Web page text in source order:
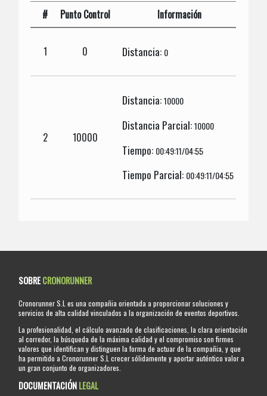
# Punto Control Información
1 0 Distancia: 0
2 10000
Distancia:10000
Distancia Parcial:10000
Tiempo: 00:49:11/04:55
Tiempo Parcial: 00:49:11/04:55
SOBRECRONORUNNER
Cronorunner S.L es una compañia orientada a proporcionar soluciones y
servicios de alta calidad vinculados a la organización de eventos deportivos.
La profesionalidad, el cálculo avanzado de clasificaciones, la clara orientación
al corredor, la búsqueda de la máxima calidad y el compromiso son firmes
valores que identifican y distinguen la forma de actuar de la compañia, y que
ha permitido a Cronorunner S.L crecer sólidamente y aportar auténtico valor a
un gran conjunto de organizadores.
DOCUMENTACIÓNLEGAL